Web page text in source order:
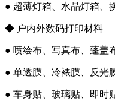
● 超薄灯箱、水晶灯箱、
◆ 户内外数码打印材料
● 喷绘布、写真布、蓬盖
● 单透膜、冷裱膜、反光
● 车身贴、玻璃贴、即时